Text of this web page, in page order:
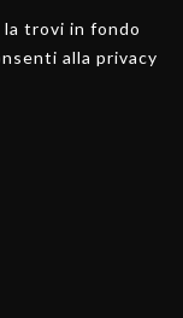
trovi in fondo
alla privacy